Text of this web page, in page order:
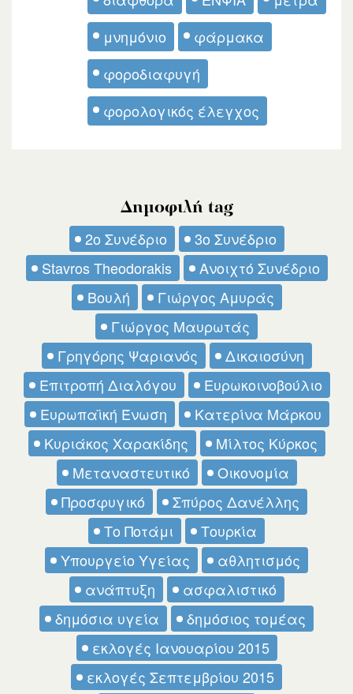
μνημόνιο
φάρμακα
φοροδιαφυγή
φορολογικός έλεγχος
Δημοφιλή tag
2ο Συνέδριο
3ο Συνέδριο
Stavros Theodorakis
Ανοιχτό Συνέδριο
Βουλή
Γιώργος Αμυράς
Γιώργος Μαυρωτάς
Γρηγόρης Ψαριανός
Δικαιοσύνη
Επιτροπή Διαλόγου
Ευρωκοινοβούλιο
Ευρωπαϊκή Ένωση
Κατερίνα Μάρκου
Κυριάκος Χαρακίδης
Μίλτος Κύρκος
Μεταναστευτικό
Οικονομία
Προσφυγικό
Σπύρος Δανέλλης
Το Ποτάμι
Τουρκία
Υπουργείο Υγείας
αθλητισμός
ανάπτυξη
ασφαλιστικό
δημόσια υγεία
δημόσιος τομέας
εκλογές Ιανουαρίου 2015
εκλογές Σεπτεμβρίου 2015